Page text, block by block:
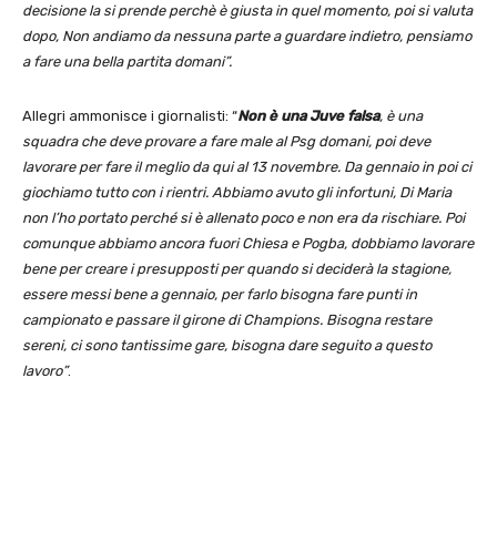
decisione la si prende perchè è giusta in quel momento, poi si valuta
dopo, Non andiamo da nessuna parte a guardare indietro, pensiamo
a fare una bella partita domani”.
Allegri ammonisce i giornalisti: “Non è una Juve falsa, è una
squadra che deve provare a fare male al Psg domani, poi deve
lavorare per fare il meglio da qui al 13 novembre. Da gennaio in poi ci
giochiamo tutto con i rientri. Abbiamo avuto gli infortuni, Di Maria
non l’ho portato perché si è allenato poco e non era da rischiare. Poi
comunque abbiamo ancora fuori Chiesa e Pogba, dobbiamo lavorare
bene per creare i presupposti per quando si deciderà la stagione,
essere messi bene a gennaio, per farlo bisogna fare punti in
campionato e passare il girone di Champions. Bisogna restare
sereni, ci sono tantissime gare, bisogna dare seguito a questo
lavoro”.